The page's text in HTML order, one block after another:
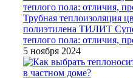
Трубная теплоизоляция
полиэтилена ТИЛИТ
теплого пола: отличия,
5 ноября 2024